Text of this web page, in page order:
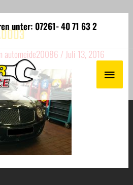
unter: 07261- 40 71 63 2
automeide20086 / Juli 13, 2016